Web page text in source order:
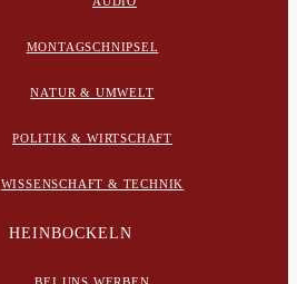
MONTAGSCHNIPSEL
NATUR & UMWELT
POLITIK & WIRTSCHAFT
WISSENSCHAFT & TECHNIK
HEINBOCKELN